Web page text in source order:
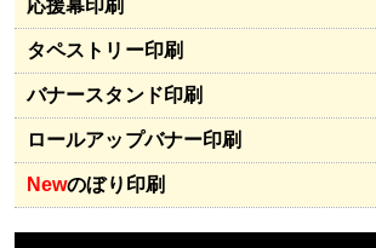
応援幕印刷
タペストリー印刷
バナースタンド印刷
ロールアップバナー印刷
Newのぼり印刷